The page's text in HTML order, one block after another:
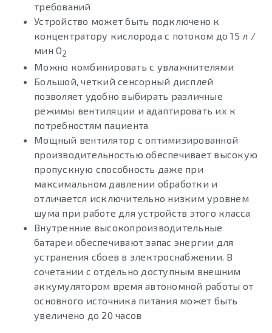
требований
Устройство может быть подключено к
концентратору кислорода с потоком до 15 л /
мин O2
Можно комбинировать с увлажнителями
Большой, четкий сенсорный дисплей
позволяет удобно выбирать различные
режимы вентиляции и адаптировать их к
потребностям пациента
Мощный вентилятор с оптимизированной
производительностью обеспечивает высокую
пропускную способность даже при
максимальном давлении обработки и
отличается исключительно низким уровнем
шума при работе для устройств этого класса
Внутренние высокопроизводительные
батареи обеспечивают запас энергии для
устранения сбоев в электроснабжении. В
сочетании с отдельно доступным внешним
аккумулятором время автономной работы от
основного источника питания может быть
увеличено до 20 часов